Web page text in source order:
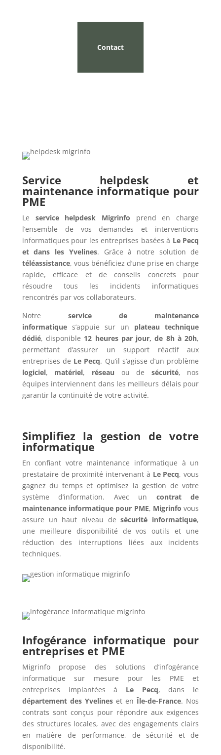
Contact
Service helpdesk et
maintenance informatique pour
PME
Le service helpdesk Migrinfo prend en charge
l’ensemble de vos demandes et interventions
informatiques pour les entreprises basées à Le Pecq
et dans les Yvelines. Grâce à notre solution de
téléassistance, vous bénéficiez d’une prise en charge
rapide, efficace et de conseils concrets pour
résoudre tous les incidents informatiques
rencontrés par vos collaborateurs.
Notre service de maintenance
informatiques’appuie sur un plateau technique
dédié, disponible 12 heures par jour, de 8h à 20h,
permettant d’assurer un support réactif aux
entreprises de Le Pecq. Qu’il s’agisse d’un problème
logiciel, matériel, réseau ou de sécurité, nos
équipes interviennent dans les meilleurs délais pour
garantir la continuité de votre activité.
Simplifiez la gestion de votre
informatique
En confiant votre maintenance informatique à un
prestataire de proximité intervenant à Le Pecq, vous
gagnez du temps et optimisez la gestion de votre
système d’information. Avec un contrat de
maintenance informatique pour PME, Migrinfo vous
assure un haut niveau desécurité informatique,
une meilleure disponibilité de vos outils et une
réduction des interruptions liées aux incidents
techniques.
Infogérance informatique pour
entreprises et PME
Migrinfo propose des solutions d’infogérance
informatique sur mesure pour les PME et
entreprises implantées à Le Pecq, dans le
département des Yvelineset enÎle-de-France. Nos
contrats sont conçus pour répondre aux exigences
des structures locales, avec des engagements clairs
en matière de performance, de sécurité et de
disponibilité.